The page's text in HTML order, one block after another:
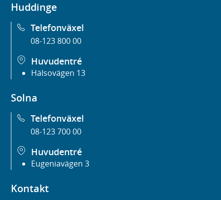
Huddinge
Telefonväxel
08-123 800 00
Huvudentré
Hälsovägen 13
Solna
Telefonväxel
08-123 700 00
Huvudentré
Eugeniavägen 3
Kontakt